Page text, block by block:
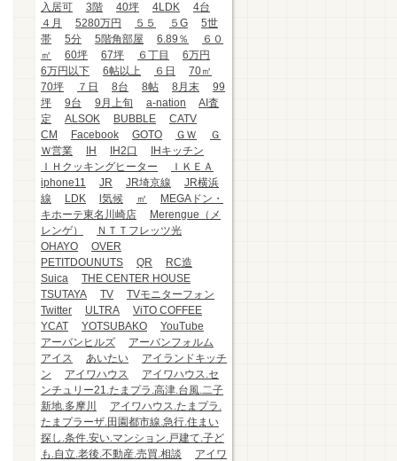
入居可
3階 40坪 4LDK
4台
４月
5280万円 ５５ ５G
5世
帯
5分 5階角部屋 6.89％
６０
㎡
60坪 67坪 ６丁目
6万円
6万円以下
6帖以上 ６日
70㎡
70坪
７日 8台 8帖 8月末
99
坪
9台 9月上旬 a-nation
AI査
定
ALSOK BUBBLE
CATV
CM
Facebook GOTO ＧＷ
Ｇ
Ｗ営業
IH IH2口
IHキッチン
ＩＨクッキングヒーター
ＩＫＥＡ
iphone11
JR JR埼京線
JR横浜
線
LDK l気候 ㎡
MEGAドン・
キホーテ東名川崎店
Merengue（メ
レンゲ）
ＮＴＴフレッツ光
OHAYO
OVER
PETITDOUNUTS
QR
RC造
Suica
THE CENTER HOUSE
TSUTAYA
TV
TVモニターフォン
Twitter
ULTRA
ViTO COFFEE
YCAT
YOTSUBAKO
YouTube
アーバンヒルズ
アーバンフォルム
アイス
あいたい
アイランドキッチ
ン
アイワハウス
アイワハウス.セ
ンチュリー21.たまプラ.高津.台風.二子
新地.多摩川
アイワハウス.たまプラ.
たまプラーザ.田園都市線.急行.住まい
探し.条件.安い.マンション.戸建て.子ど
も.自立.老後.不動産.売買.相談
アイワ